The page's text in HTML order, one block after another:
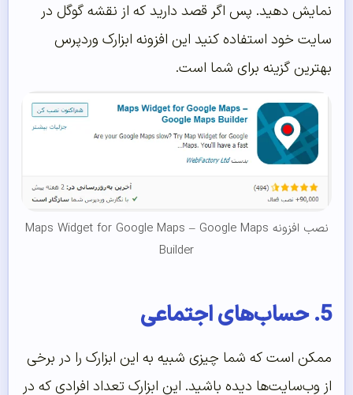
نمایش دهید. پس اگر قصد دارید که از نقشه گوگل در
سایت خود استفاده کنید این افزونه ابزارک وردپرس
بهترین گزینه برای شما است.
نصب افزونه Maps Widget for Google Maps – Google Maps
Builder
5. حساب‌های اجتماعی
ممکن است که شما چیزی شبیه به این ابزارک را در برخی
از وب‌سایت‌ها دیده باشید. این ابزارک تعداد افرادی که در